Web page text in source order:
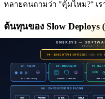
หลายคนถามว่า "คุ้มไหม?" เ
ต้นทุนของ Slow Deploys
รายการ
Lead Dev ทำ manual deploy
ครั้ง)
Hotfix time (3.4 issues x 2